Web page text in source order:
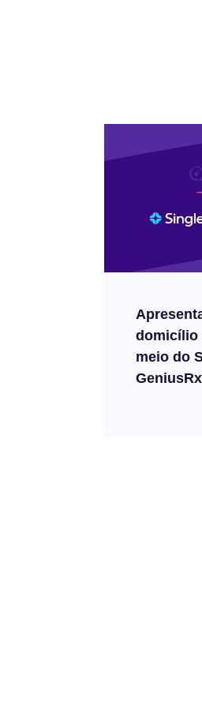
domicílio
meio do
GeniusRx